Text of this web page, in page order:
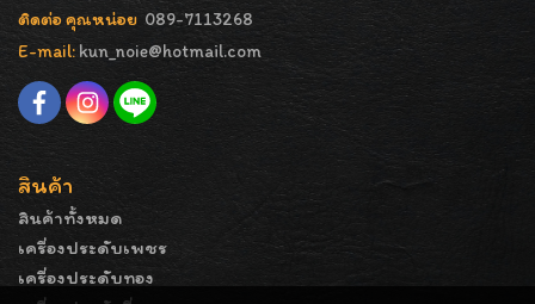
ติดต่อ คุณหน่อย 089-7113268
E-mail: kun_noie@hotmail.com
สินค้า
สินค้าทั้งหมด
เครื่องประดับเพชร
เครื่องประดับทอง